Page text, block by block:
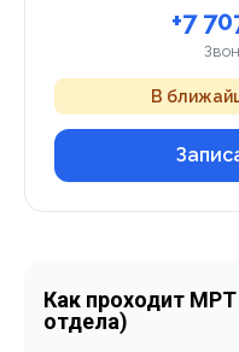
+7
В
Как проходит
отдела)